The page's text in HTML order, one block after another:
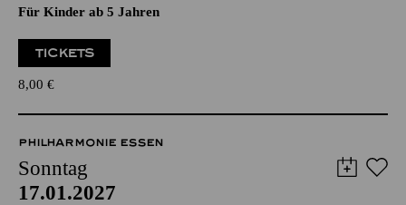
Für Kinder ab 5 Jahren
TICKETS
8,00 €
PHILHARMONIE ESSEN
Sonntag
17.01.2027